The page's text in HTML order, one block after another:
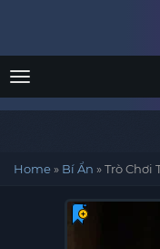
Menu
Home» Bí Ẩn »Trò Chơi